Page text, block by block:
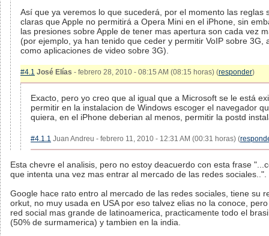
Así que ya veremos lo que sucederá, por el momento las reglas
claras que Apple no permitirá a Opera Mini en el iPhone, sin
las presiones sobre Apple de tener mas apertura son cada vez
(por ejemplo, ya han tenido que ceder y permitir VoIP sobre 3G,
como aplicaciones de video sobre 3G).
#4.1 José Elías - febrero 28, 2010 - 08:15 AM (08:15 horas) (responder)
Exacto, pero yo creo que al igual que a Microsoft se le está
permitir en la instalacion de Windows escoger el navegador
quiera, en el iPhone deberian al menos, permitir la postd
#4.1.1 Juan Andreu - febrero 11, 2010 - 12:31 AM (00:31 horas) (
Esta chevre el analisis, pero no estoy deacuerdo con esta frase
que intenta una vez mas entrar al mercado de las redes sociales..".
Google hace rato entro al mercado de las redes sociales, tiene su
orkut, no muy usada en USA por eso talvez elias no la conoce,
red social mas grande de latinoamerica, practicamente todo el
(50% de surmamerica) y tambien en la india.